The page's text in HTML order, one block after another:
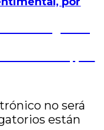
no será
están